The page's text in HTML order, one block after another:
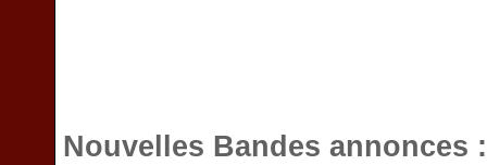
Nouvelles Bandes annonces